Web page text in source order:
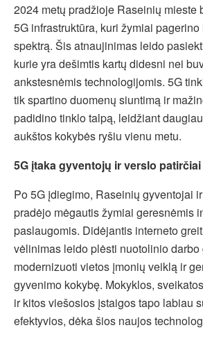
2024 metų pradžioje Raseinių mieste
5G infrastruktūra, kuri žymiai
spektrą. Šis atnaujinimas leido
kurie yra dešimtis kartų didesni nei
ankstesnėmis technologijomis. 5G
tik spartino duomenų siuntimą ir
padidino tinklo talpą, leidžiant
aukštos kokybės ryšiu vienu metu.
5G įtaka gyventojų ir verslo patirčiai
Po 5G įdiegimo, Raseinių gyventojai
pradėjo mėgautis žymiai geresnėmis
paslaugomis. Didėjantis interneto
vėlinimas leido plėsti nuotolinio darbo
modernizuoti vietos įmonių veiklą ir
gyvenimo kokybę. Mokyklos,
ir kitos viešosios įstaigos tapo labiau
efektyvios, dėka šios naujos